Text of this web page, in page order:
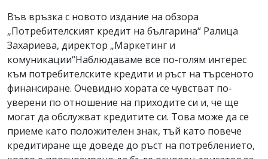
Във връзка с новото издание на обзора
„Потребителският кредит на българина“ Ралица
Захариева, директор „Маркетинг и
комуникации“Наблюдаваме все по-голям интерес
към потребителските кредити и ръст на търсеното
финансиране. Очевидно хората се чувстват по-
уверени по отношение на приходите си и, че ще
могат да обслужват кредитите си. Това може да се
приеме като положителен знак, тъй като повече
кредитиране ще доведе до ръст на потреблението,